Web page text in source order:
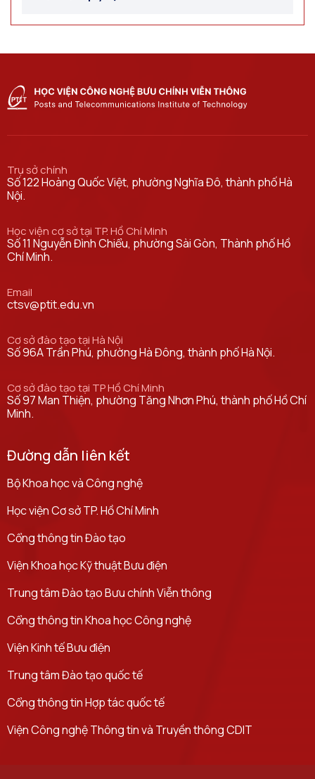
Trụ sở chính
Số 122 Hoàng Quốc Việt, phường Nghĩa Đô, thành phố Hà
Nội.
Học viện cơ sở tại TP. Hồ Chí Minh
Số 11 Nguyễn Đình Chiểu, phường Sài Gòn, Thành phố Hồ
Chí Minh.
Email
ctsv@ptit.edu.vn
Cơ sở đào tạo tại Hà Nội
Số 96A Trần Phú, phường Hà Đông, thành phố Hà Nội.
Cơ sở đào tạo tại TP Hồ Chí Minh
Số 97 Man Thiện, phường Tăng Nhơn Phú, thành phố Hồ Chí
Minh.
Đường dẫn liên kết
Bộ Khoa học và Công nghệ
Học viện Cơ sở TP. Hồ Chí Minh​
Cổng thông tin Đào tạo
Viện Khoa học Kỹ thuật Bưu điện
Trung tâm Đào tạo Bưu chính Viễn thông
Cổng thông tin Khoa học Công nghệ
Viện Kinh tế Bưu điện
Trung tâm Đào tạo quốc tế
Cổng thông tin Hợp tác quốc tế
Viện Công nghệ Thông tin và Truyền thông CDIT